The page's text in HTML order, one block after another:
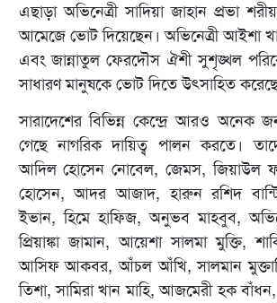
এছাড়া অভিনেত্রী সাদিয়া জাহান প্রভা
আমেজে ভোট দিয়েছেন। অভিনেত্রী আইশা
এবং জান্নাতুল ফেরদৌস ঐশী সুশৃঙ্খল
সাধারণ মানুষকে ভোট দিতে উৎসাহিত
সারাদেশের বিভিন্ন কেন্দ্রে আরও অনেক
গেছে নাগরিক দায়িত্ব পালন করতে।
আদিল হোসেন নোবেল, জেমস, জিয়াউল
হোসেন, আদর আজাদ, হারুন রশিদ
ইভান, হিমে হাফিজ, অনুভব মাহবুব,
প্রিয়াঙ্কা জামান, আয়েশা সালমা মুক্তি,
আসিফ আকবর, আঁচল আঁখি, সালমান
তিশা, সামিরা খান মাহি, আজমেরী হক বাঁধন,